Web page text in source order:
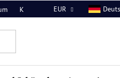
Kontakt EUR